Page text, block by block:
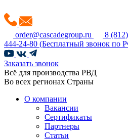
order@cascadegroup.ru 8
444-24-80 (Бесплатный звонок по
Заказать звонок
Всё для производства РВД
Во всех регионах Страны
О компании
Вакансии
Сертификаты
Партнеры
Статьи